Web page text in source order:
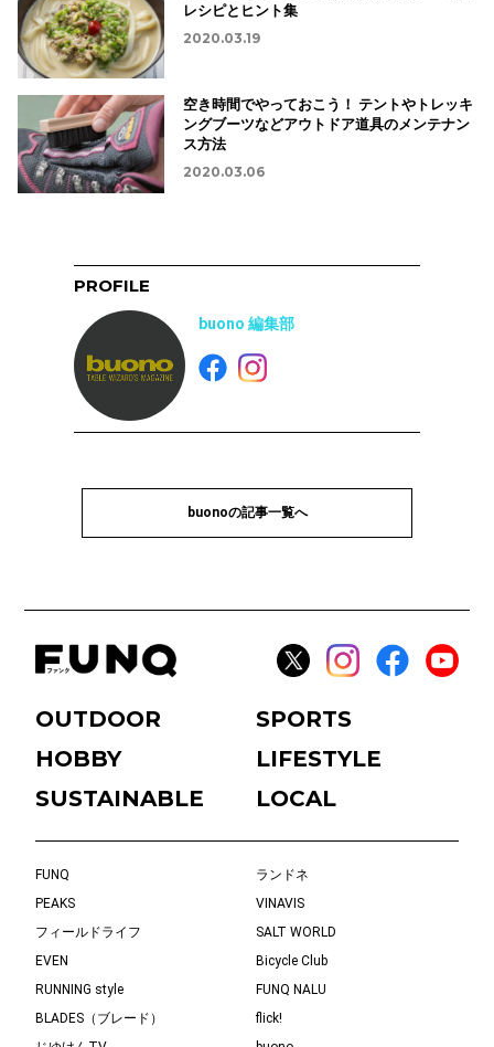
レシピとヒント集
2020.03.19
空き時間でやっておこう！ テントやトレッキ
ングブーツなどアウトドア道具のメンテナン
ス方法
2020.03.06
PROFILE
buono 編集部
buonoの記事一覧へ
OUTDOOR
SPORTS
HOBBY
LIFESTYLE
SUSTAINABLE
LOCAL
FUNQ
ランドネ
PEAKS
VINAVIS
フィールドライフ
SALT WORLD
EVEN
Bicycle Club
RUNNING style
FUNQ NALU
BLADES（ブレード）
flick!